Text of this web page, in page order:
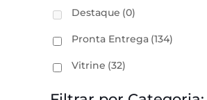
Destaque (0)
Pronta Entrega (134)
Vitrine (32)